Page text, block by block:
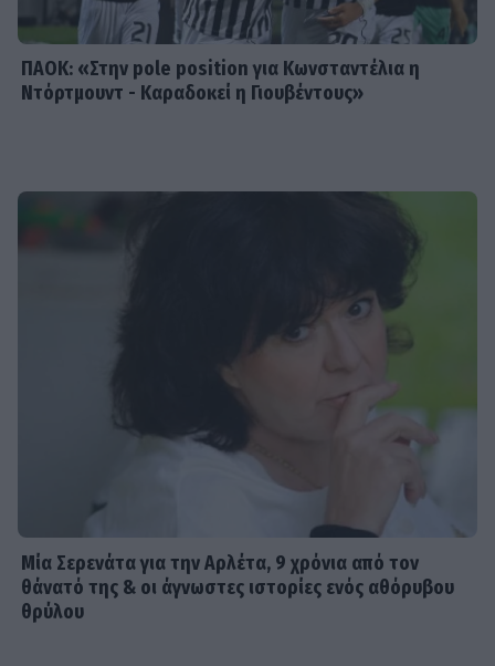
ΠΑΟΚ: «Στην pole position για Κωνσταντέλια η
Ντόρτμουντ - Καραδοκεί η Γιουβέντους»
Μία Σερενάτα για την Αρλέτα, 9 χρόνια από τον
θάνατό της & οι άγνωστες ιστορίες ενός αθόρυβου
θρύλου